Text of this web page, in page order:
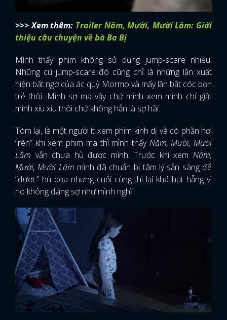
>>> Xem thêm: Trailer Năm, Mười, Mười Lăm: Giới
thiệu câu chuyện về bà Ba Bị
Mình thấy phim không sử dụng jump-scare nhiều.
Những cú jump-scare đó cũng chỉ là những lần xuất
hiện bất ngờ của ác quỷ Mormo và mấy lần bắt cóc bọn
trẻ thôi. Mình sợ ma vậy chứ mình xem mình chỉ giật
mình xíu xiu thôi chứ không hẳn là sợ hãi.
Tóm lại, là một người ít xem phim kinh dị và có phần hơi
“rén” khi xem phim ma thì mình thấy Năm, Mười, Mười
Lăm vẫn chưa hù được mình. Trước khi xem Năm,
Mười, Mười Lăm mình đã chuẩn bị tâm lý sẵn sàng để
“được” hù dọa nhưng cuối cùng thì lại khá hụt hẫng vì
nó không đáng sợ như mình nghĩ.